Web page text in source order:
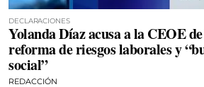
DECLARACIONES
Yolanda Díaz acusa a la CEOE
reforma de riesgos laborales y
social”
REDACCIÓN